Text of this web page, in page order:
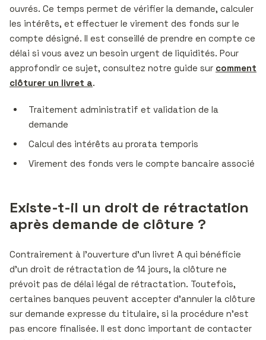
ouvrés. Ce temps permet de vérifier la demande, calculer
les intérêts, et effectuer le virement des fonds sur le
compte désigné. Il est conseillé de prendre en compte ce
délai si vous avez un besoin urgent de liquidités. Pour
approfondir ce sujet, consultez notre guide sur comment
clôturer un livret a.
Traitement administratif et validation de la
demande
Calcul des intérêts au prorata temporis
Virement des fonds vers le compte bancaire associé
Existe-t-il un droit de rétractation
après demande de clôture ?
Contrairement à l’ouverture d’un livret A qui bénéficie
d’un droit de rétractation de 14 jours, la clôture ne
prévoit pas de délai légal de rétractation. Toutefois,
certaines banques peuvent accepter d’annuler la clôture
sur demande expresse du titulaire, si la procédure n’est
pas encore finalisée. Il est donc important de contacter